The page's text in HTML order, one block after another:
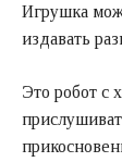
Игрушка
издавать
Это робот с